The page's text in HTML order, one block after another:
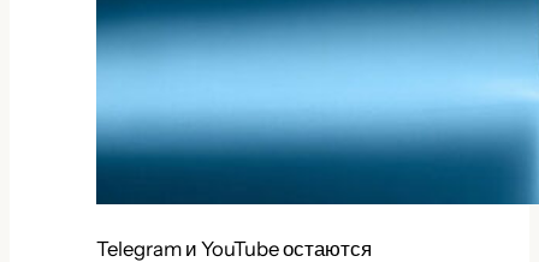
Telegram и YouTube остаются